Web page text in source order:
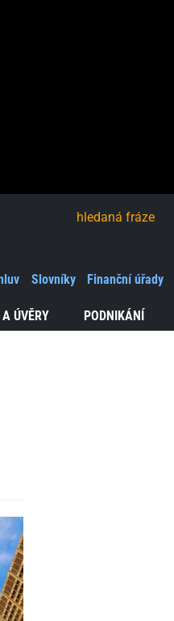
ÚVĚRY PODNIKÁNÍ
Slovníky Finanční úřady